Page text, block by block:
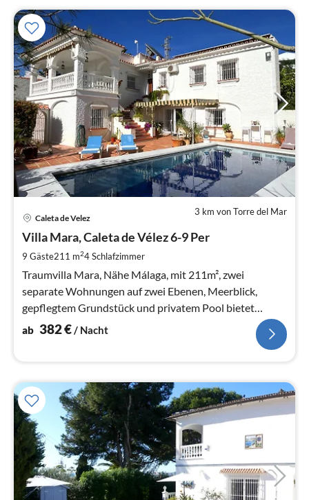
3 km von Torre del Mar
Caleta de Velez
Villa Mara, Caleta de Vélez 6-9 Per
9 Gäste211 m24Schlafzimmer
Traumvilla Mara, Nähe Málaga, mit 211m², zwei
separate Wohnungen auf zwei Ebenen, Meerblick,
gepflegtem Grundstück und privatem Pool bietet
optimalen Komfort für 6-9 Gäste
ab 382€/ Nacht